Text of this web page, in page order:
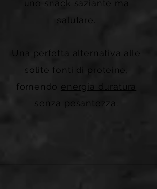
uno snack saziante ma
salutare.
Una perfetta alternativa alle
solite fonti di proteine,
fornendo energia duratura
senza pesantezza.